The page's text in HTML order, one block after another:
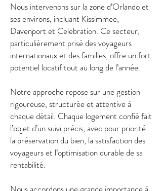
Nous intervenons sur la zone d’Orlando et
ses environs, incluant Kissimmee,
Davenport et Celebration. Ce secteur,
particulièrement prisé des voyageurs
internationaux et des familles, offre un fort
potentiel locatif tout au long de l’année.
Notre approche repose sur une gestion
rigoureuse, structurée et attentive à
chaque détail. Chaque logement confié fait
l’objet d’un suivi précis, avec pour priorité
la préservation du bien, la satisfaction des
voyageurs et l’optimisation durable de sa
rentabilité.